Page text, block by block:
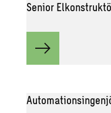
Senior